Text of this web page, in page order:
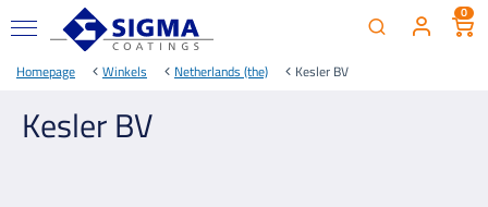
0
Homepage Winkels Netherlands (the) Kesler BV
Kesler BV